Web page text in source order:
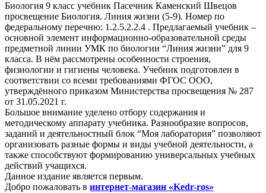
Биология 9 класс учебник Пасечник Каменский Швецов
просвещение Биология. Линия жизни (5-9). Номер по
федеральному перечню: 1.2.5.2.2.4 . Предлагаемый учебник –
основной элемент информационно-образовательной среды
предметной линии УМК по биологии “Линия жизни” для 9
класса. В нём рассмотрены особенности строения,
физиологии и гигиены человека. Учебник подготовлен в
соответствии со всеми требованиями ФГОС ООО,
утверждённого приказом Министерства просвещения № 287
от 31.05.2021 г.
Большое внимание уделено отбору содержания и
методическому аппарату учебника. Разнообразие вопросов,
заданий и деятельностный блок “Моя лаборатория” позволяют
организовать разные формы и виды учебной деятельности, а
также способствуют формированию универсальных учебных
действий учащихся.
Данное издание является первым.
Добро пожаловать в интернет-магазин «Kedr-ros»